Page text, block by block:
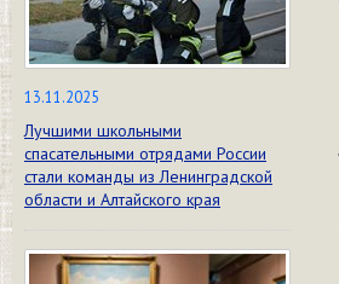
13.11.2025
Лучшими школьными
спасательными отрядами России
стали команды из Ленинградской
области и Алтайского края